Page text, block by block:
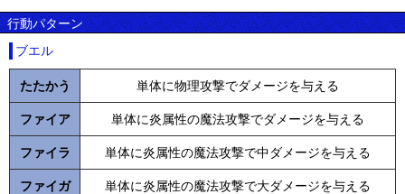
行動パターン
ブエル
たたかう 単体に物理攻撃でダメージを与える
ファイア 単体に炎属性の魔法攻撃でダメージを与える
ファイラ 単体に炎属性の魔法攻撃で中ダメージを与える
ファイガ 単体に炎属性の魔法攻撃で大ダメージを与える